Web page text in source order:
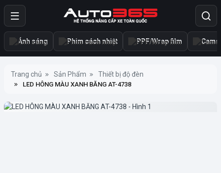
Ánh sáng Phim cách nhiệt PPF/Wrap film
Trang chủ Sản Phẩm Thiết bị độ đèn
LED HÔNG MÀU XANH BĂNG AT-4738